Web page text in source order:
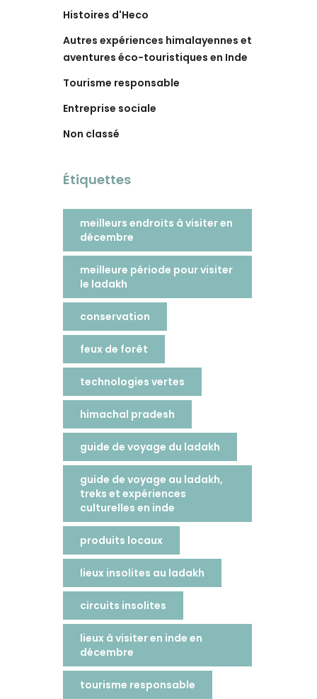
Histoires d'Heco
Autres expériences himalayennes et
aventures éco-touristiques en Inde
Tourisme responsable
Entreprise sociale
Non classé
Étiquettes
meilleurs endroits à visiter en
décembre
meilleure période pour visiter
le ladakh
conservation
feux de forêt
technologies vertes
himachal pradesh
guide de voyage du ladakh
guide de voyage au ladakh,
treks et expériences
culturelles en inde
produits locaux
lieux insolites au ladakh
circuits insolites
lieux à visiter en inde en
décembre
tourisme responsable